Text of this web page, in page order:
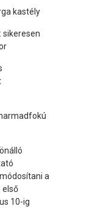
kastély
sikeresen
a
első
10-ig